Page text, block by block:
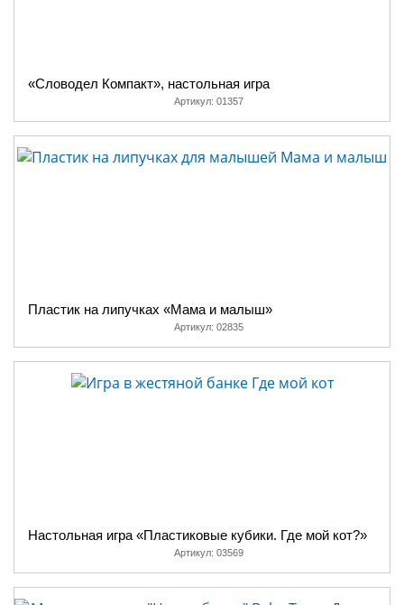
«Словодел Компакт», настольная игра
Артикул: 01357
Пластик на липучках «Мама и малыш»
Артикул: 02835
Настольная игра «Пластиковые кубики. Где мой кот?»
Артикул: 03569